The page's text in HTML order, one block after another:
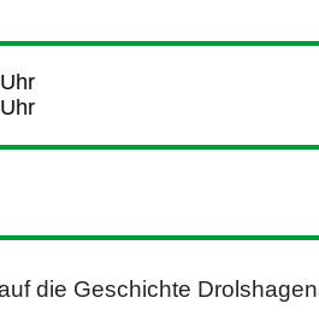
die Geschichte